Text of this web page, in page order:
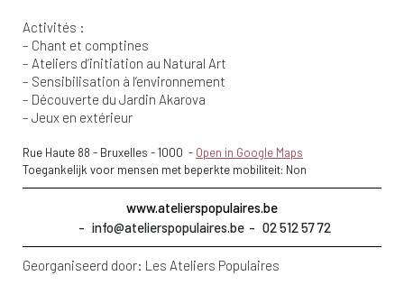
Activités :
– Chant et comptines
– Ateliers d’initiation au Natural Art
– Sensibilisation à l’environnement
– Découverte du Jardin Akarova
– Jeux en extérieur
Rue Haute 88 - Bruxelles -1000 - Open in Google Maps
Toegankelijk voor mensen met beperkte mobiliteit: Non
www.atelierspopulaires.be
info@atelierspopulaires.be
02 512 57 72
Georganiseerd door: Les Ateliers Populaires